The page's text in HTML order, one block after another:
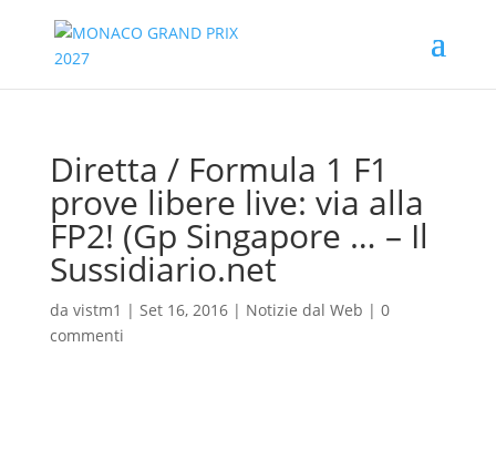
Diretta / Formula 1 F1
prove libere live: via alla
FP2! (Gp Singapore … – Il
Sussidiario.net
da vistm1 | Set 16, 2016| Notizie dal Web | 0
commenti